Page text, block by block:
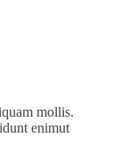
mollis.
enimut